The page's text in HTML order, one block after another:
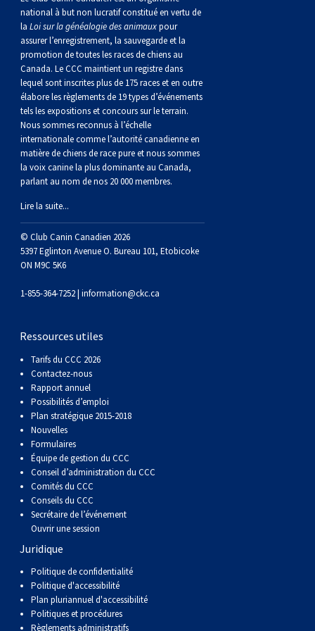
Braque de Weimar
Saint Bernard
Dogue du Tibet
Laika de lakoutie
national à but non lucratif constitué en vertu de
la Loi sur la généalogie des animauxpour
assurer l’enregistrement, la sauvegarde et la
promotion de toutes les races de chiens au
Canada. Le CCC maintient un registre dans
lequel sont inscrites plus de 175 races et en outre
élabore les règlements de 19 types d’événements
tels les expositions et concours sur le terrain.
Nous sommes reconnus à l’échelle
internationale comme l’autorité canadienne en
matière de chiens de race pure et nous sommes
la voix canine la plus dominante au Canada,
parlant au nom de nos 20 000 membres.
Lire la suite...
© Club Canin Canadien 2026
5397 Eglinton Avenue O. Bureau 101, Etobicoke
ON M9C 5K6
1-855-364-7252 | information@ckc.ca
Ressources utiles
Tarifs du CCC 2026
Contactez-nous
Rapport annuel
Possibilités d’emploi
Plan stratégique 2015-2018
Nouvelles
Formulaires
Équipe de gestion du CCC
Conseil d’administration du CCC
Comités du CCC
Conseils du CCC
Secrétaire de l’événement
Ouvrir une session
Juridique
Politique de confidentialité
Politique d'accessibilité
Plan pluriannuel d'accessibilité
Politiques et procédures
Règlements administratifs